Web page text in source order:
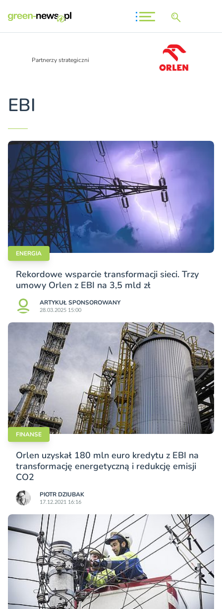
Partnerzy strategiczni
EBI
ENERGIA
Rekordowe wsparcie transformacji sieci. Trzy
umowy Orlen z EBI na 3,5 mld zł
ARTYKUŁ SPONSOROWANY
28.03.2025 15:00
FINANSE
Orlen uzyskał 180 mln euro kredytu z EBI na
transformację energetyczną i redukcję emisji
CO2
PIOTR DZIUBAK
17.12.2021 16:16